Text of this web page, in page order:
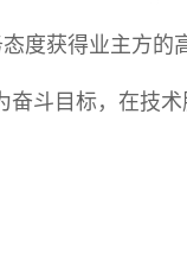
度获得业主方的
奋斗目标，在技